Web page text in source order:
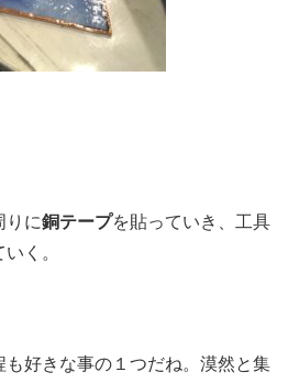
に銅テープを貼っていき、工具
く。
好きな事の１つだね。漠然と集